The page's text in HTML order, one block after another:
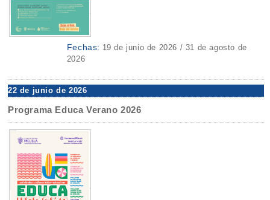
Fechas: 19 de junio de 2026 / 31 de agosto de
2026
22 de junio de 2026
Programa Educa Verano 2026